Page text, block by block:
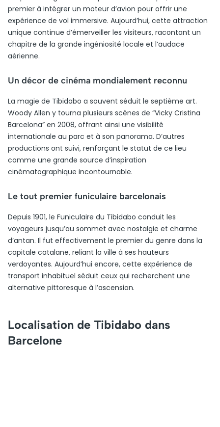
premier à intégrer un moteur d’avion pour offrir une
expérience de vol immersive. Aujourd’hui, cette attraction
unique continue d’émerveiller les visiteurs, racontant un
chapitre de la grande ingéniosité locale et l’audace
aérienne.
Un décor de cinéma mondialement reconnu
La magie de Tibidabo a souvent séduit le septième art.
Woody Allen y tourna plusieurs scènes de “Vicky Cristina
Barcelona” en 2008, offrant ainsi une visibilité
internationale au parc et à son panorama. D’autres
productions ont suivi, renforçant le statut de ce lieu
comme une grande source d’inspiration
cinématographique incontournable.
Le tout premier funiculaire barcelonais
Depuis 1901, le Funiculaire du Tibidabo conduit les
voyageurs jusqu’au sommet avec nostalgie et charme
d’antan. Il fut effectivement le premier du genre dans la
capitale catalane, reliant la ville à ses hauteurs
verdoyantes. Aujourd’hui encore, cette expérience de
transport inhabituel séduit ceux qui recherchent une
alternative pittoresque à l’ascension.
Localisation de Tibidabo dans
Barcelone